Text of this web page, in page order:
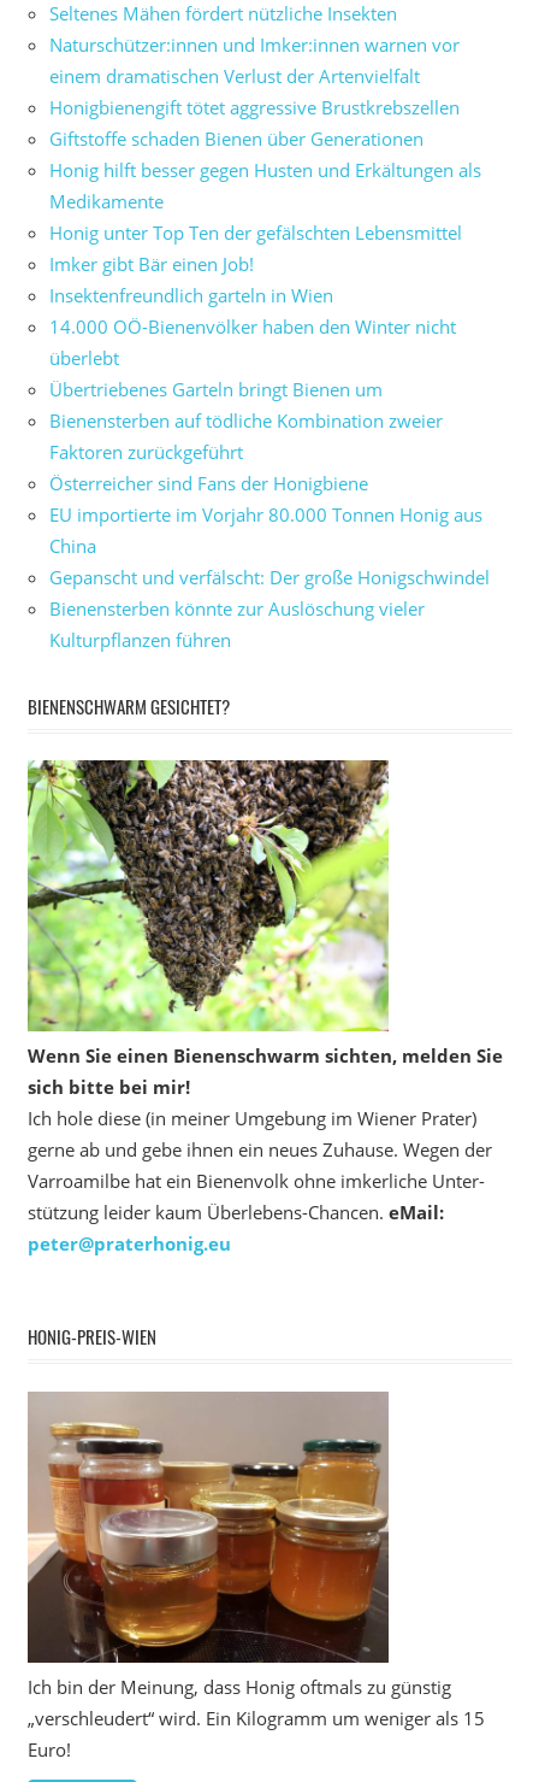
Seltenes Mähen fördert nützliche Insekten
Naturschützer:innen und Imker:innen warnen vor
einem dramatischen Verlust der Artenvielfalt
Honigbienengift tötet aggressive Brustkrebszellen
Giftstoffe schaden Bienen über Generationen
Honig hilft besser gegen Husten und Erkältungen als
Medikamente
Honig unter Top Ten der gefälschten Lebensmittel
Imker gibt Bär einen Job!
Insektenfreundlich garteln in Wien
14.000 OÖ-Bienenvölker haben den Winter nicht
überlebt
Übertriebenes Garteln bringt Bienen um
Bienensterben auf tödliche Kombination zweier
Faktoren zurückgeführt
Österreicher sind Fans der Honigbiene
EU importierte im Vorjahr 80.000 Tonnen Honig aus
China
Gepanscht und verfälscht: Der große Honigschwindel
Bienensterben könnte zur Auslöschung vieler
Kulturpflanzen führen
BIENENSCHWARM GESICHTET?
Wenn Sie einen Bienenschwarm sichten, melden Sie
sich bitte bei mir!
Ich hole diese (in meiner Umgebung im Wiener Prater)
gerne ab und gebe ihnen ein neues Zuhause. Wegen der
Varroamilbe hat ein Bienenvolk ohne imkerliche Unter­
stützung leider kaum Überlebens-Chancen. eMail:
peter@praterhonig.eu
HONIG-PREIS-WIEN
Ich bin der Meinung, dass Honig oftmals zu günstig
„verschleudert“ wird. Ein Kilogramm um weniger als 15
Euro!